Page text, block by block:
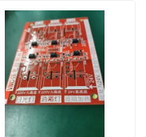
محصولات
دربارهی ما